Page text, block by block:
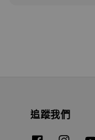
追蹤我們